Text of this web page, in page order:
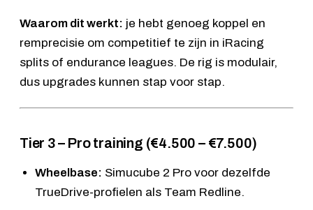
Waarom dit werkt: je hebt genoeg koppel en
remprecisie om competitief te zijn in iRacing
splits of endurance leagues. De rig is modulair,
dus upgrades kunnen stap voor stap.
Tier 3 – Pro training (€4.500 – €7.500)
Wheelbase: Simucube 2 Pro voor dezelfde
TrueDrive-profielen als Team Redline.